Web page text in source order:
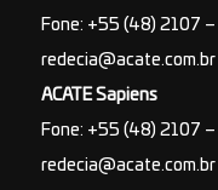
Fone: +55 (48) 2107
redecia@acate.com.br
ACATE Sapiens
Fone: +55 (48) 2107
redecia@acate.com.br